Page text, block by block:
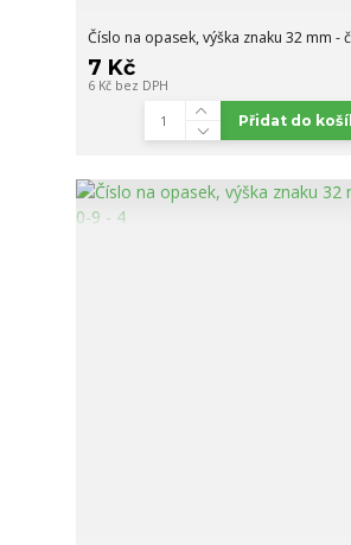
Číslo na opasek, výška znaku 32 mm -
7 Kč
6 Kč bez DPH
Přidat do